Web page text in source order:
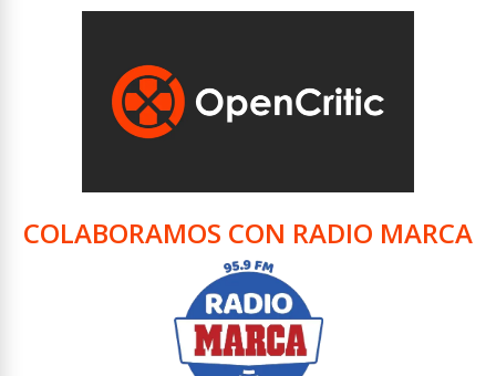
COLABORAMOS CON RADIO MARCA